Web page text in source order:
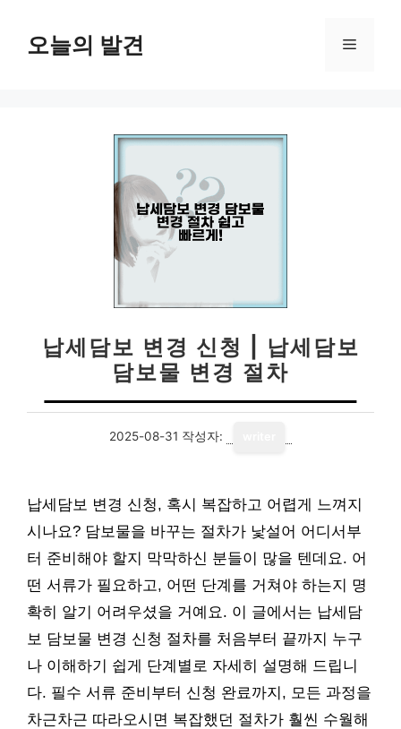
오늘의 발견 메
납세담보 변경 신청 | 납세담보
담보물 변경 절차
2025-08-31 작성자:
납세담보 변경 신청, 혹시 복잡하고 어렵게 느껴지
시나요? 담보물을 바꾸는 절차가 낯설어 어디서부
터 준비해야 할지 막막하신 분들이 많을 텐데요. 어
떤 서류가 필요하고, 어떤 단계를 거쳐야 하는지 명
확히 알기 어려우셨을 거예요. 이 글에서는 납세담
보 담보물 변경 신청 절차를 처음부터 끝까지 누구
나 이해하기 쉽게 단계별로 자세히 설명해 드립니
다. 필수 서류 준비부터 신청 완료까지, 모든 과정을
차근차근 따라오시면 복잡했던 절차가 훨씬 수월해